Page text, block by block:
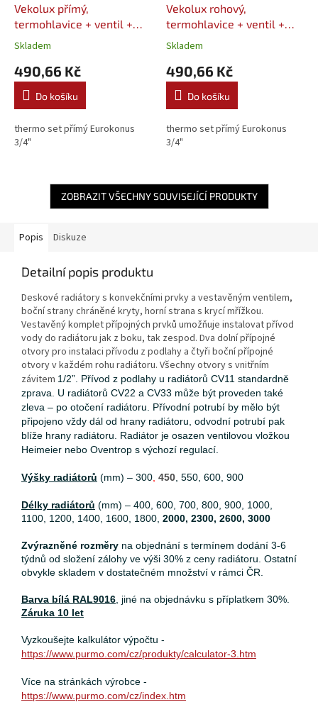
Vekolux přímý,
termohlavice + ventil +
šroubení + 2x EK 3/4"
Skladem
490,66 Kč
Do košíku
thermo set přímý Eurokonus
3/4"
Vekolux rohový,
termohlavice + ventil +
šroubení + 2x EK 3/4"
Skladem
490,66 Kč
Do košíku
thermo set přímý Eurokonus
3/4"
ZOBRAZIT VŠECHNY SOUVISEJÍCÍ PRODUKTY
Popis Diskuze
Detailní popis produktu
Deskové radiátory s konvekčními prvky a vestavěným ventilem,
boční strany chráněné kryty, horní strana s krycí mřížkou.
Vestavěný komplet přípojných prvků umožňuje instalovat přívod
vody do radiátoru jak z boku, tak zespod. Dva dolní přípojné
otvory pro instalaci přívodu z podlahy a čtyři boční přípojné
otvory v každém rohu radiátoru. Všechny otvory s vnitřním
závitem 1/2”. Přívod z podlahy u radiátorů CV11 standardně
zprava. U radiátorů CV22 a CV33 může být proveden také
zleva – po otočení radiátoru. Přívodní potrubí by mělo být
připojeno vždy dál od hrany radiátoru, odvodní potrubí pak
blíže hrany radiátoru. Radiátor je osazen ventilovou vložkou
Heimeier nebo Oventrop s výchozí regulací.
Výšky radiátorů (mm) – 300 450 , 550, 600, 900
Délky radiátorů (mm) – 400, 600, 700, 800, 900, 1000,
1100, 1200, 1400, 1600, 1800, 2000, 2300, 2600, 3000
Zvýrazněné rozměry na objednání s termínem dodání 3-6
týdnů od složení zálohy ve výši 30% z ceny radiátoru. Ostatní
obvykle skladem v dostatečném množství v rámci ČR.
Barva bílá RAL9016 , jiné na objednávku s příplatkem 30%.
Záruka 10 let
Vyzkoušejte kalkulátor výpočtu -
https://www.purmo.com/cz/produkty/calculator-3.htm
Více na stránkách výrobce -
https://www.purmo.com/cz/index.htm